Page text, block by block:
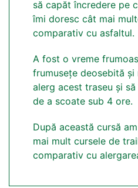
să capăt încredere pe
îmi doresc cât mai
comparativ cu asfaltul.
A fost o vreme
frumusețe deosebită și
alerg acest traseu și
de a scoate sub 4 ore.
După această cursă
mai mult cursele de
comparativ cu